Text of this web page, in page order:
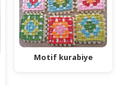
Motif kurabiye